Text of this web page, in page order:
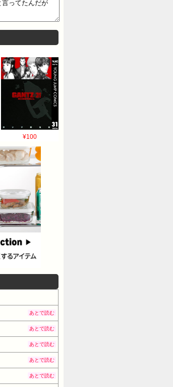
¥100
あとで読む
あとで読む
あとで読む
あとで読む
あとで読む